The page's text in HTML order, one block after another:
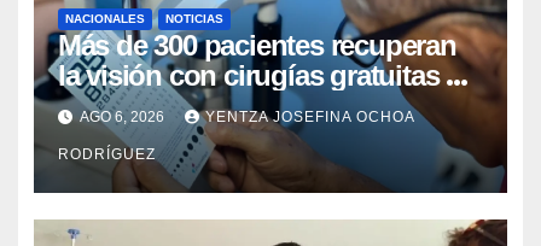
NACIONALES NOTICIAS
Más de 300 pacientes recuperan
la visión con cirugías gratuitas de
cataratas en Zulia
AGO 6, 2026 YENTZA JOSEFINA OCHOA
RODRÍGUEZ